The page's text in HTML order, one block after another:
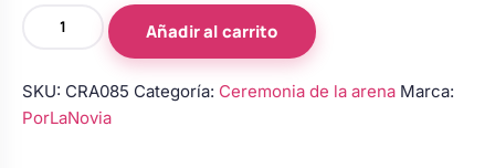
Cuadro
la
Arena
Añadir al carrito
SKU: CRA085 Categoría: Ceremonia de la arena Marca:
PorLaNovia